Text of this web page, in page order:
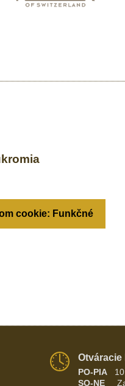
cookie: Funkčné
PO-PIA
SO-NE